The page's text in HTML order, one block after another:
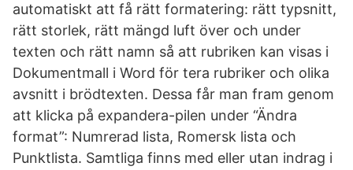
automatiskt att få rätt formatering: rätt typsnitt,
rätt storlek, rätt mängd luft över och under
texten och rätt namn så att rubriken kan visas i
Dokumentmall i Word för tera rubriker och olika
avsnitt i brödtexten. Dessa får man fram genom
att klicka på expandera-pilen under “Ändra
format”: Numrerad lista, Romersk lista och
Punktlista. Samtliga finns med eller utan indrag i